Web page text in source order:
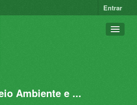
Entrar
Ambiente e ...